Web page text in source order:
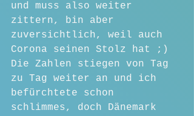
und muss also weiter
zittern, bin aber
zuversichtlich, weil auch
Corona seinen Stolz hat ;)
Die Zahlen stiegen von Tag
zu Tag weiter an und ich
befürchtete schon
schlimmes, doch Dänemark